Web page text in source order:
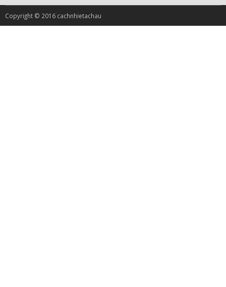
Copyright © 2016 cachnhietachau